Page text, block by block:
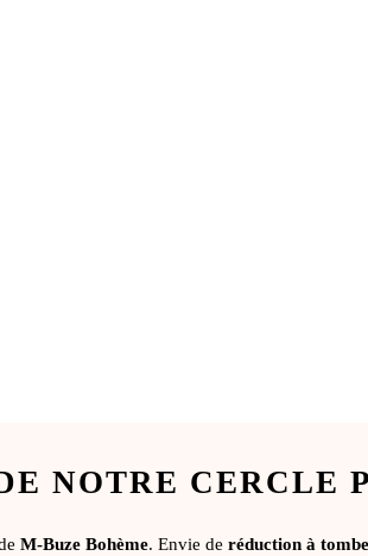
NOTRE CERCLE
M-Buze Bohème. Envie de réduction à